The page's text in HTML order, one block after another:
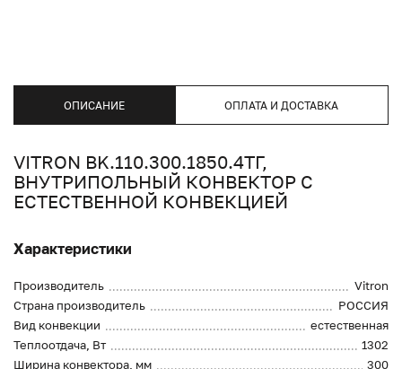
ОПИСАНИЕ ОПЛАТА И ДОСТАВКА
VITRON BK.110.300.1850.4ТГ,
ВНУТРИПОЛЬНЫЙ КОНВЕКТОР С
ЕСТЕСТВЕННОЙ КОНВЕКЦИЕЙ
Характеристики
Производитель
Vitron
Страна производитель
РОССИЯ
Вид конвекции
естественная
Теплоотдача, Вт
1302
Ширина конвектора, мм
300